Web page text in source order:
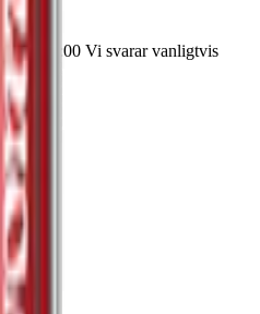
- 18:00 Vi svarar vanligtvis